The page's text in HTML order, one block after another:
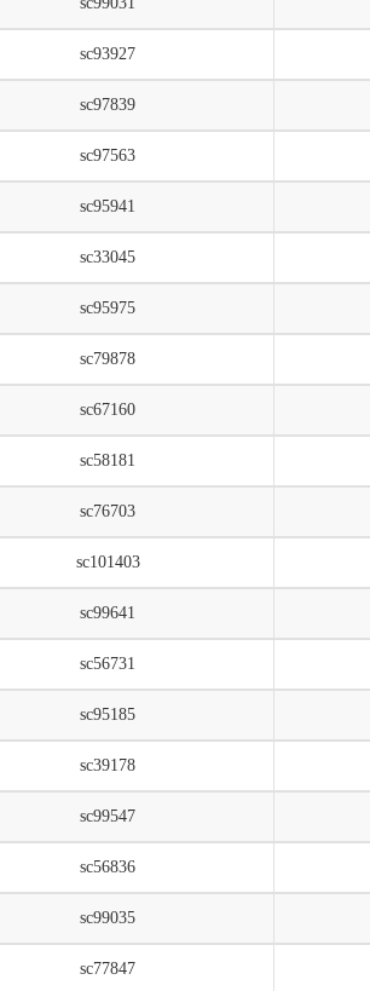
sc93927
sc97839
sc97563
sc95941
sc33045
sc95975
sc79878
sc67160
sc58181
sc76703
sc101403
sc99641
sc56731
sc95185
sc39178
sc99547
sc56836
sc99035
sc77847